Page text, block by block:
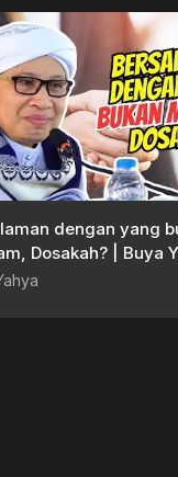
dengan yang
Dosakah? | Buya